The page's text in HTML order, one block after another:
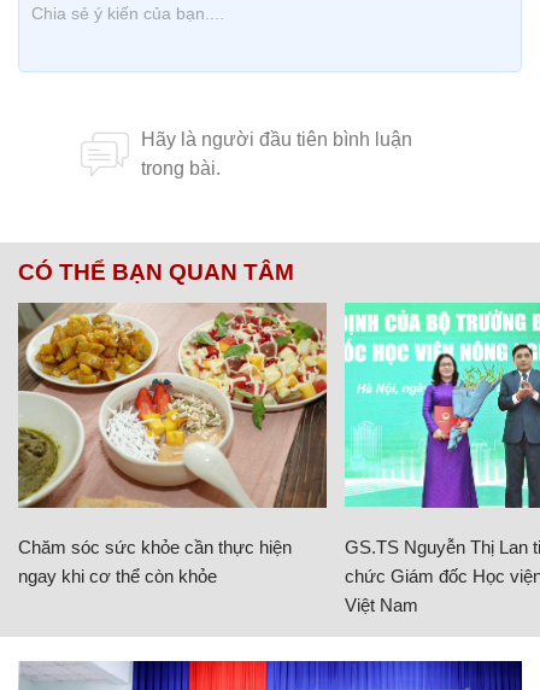
CÓ THỂ BẠN QUAN TÂM
Chăm sóc sức khỏe cần thực hiện
ngay khi cơ thể còn khỏe
GS.TS Nguyễn Thị Lan
chức Giám đốc Học
Việt Nam